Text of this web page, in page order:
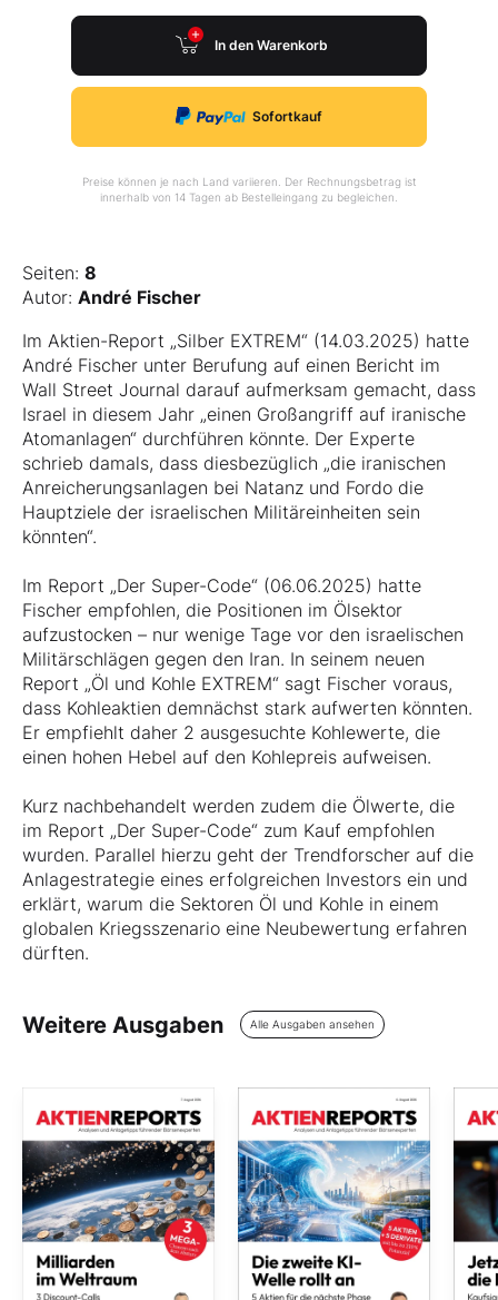
In den Warenkorb
Sofortkauf
Preise können je nach Land variieren. Der Rechnungsbetrag ist
innerhalb von 14 Tagen ab Bestelleingang zu begleichen.
Seiten: 8
Autor: André Fischer
Im Aktien-Report „Silber EXTREM“ (14.03.2025) hatte
André Fischer unter Berufung auf einen Bericht im
Wall Street Journal darauf aufmerksam gemacht, dass
Israel in diesem Jahr „einen Großangriff auf iranische
Atomanlagen“ durchführen könnte. Der Experte
schrieb damals, dass diesbezüglich „die iranischen
Anreicherungsanlagen bei Natanz und Fordo die
Hauptziele der israelischen Militäreinheiten sein
könnten“.
Im Report „Der Super-Code“ (06.06.2025) hatte
Fischer empfohlen, die Positionen im Ölsektor
aufzustocken – nur wenige Tage vor den israelischen
Militärschlägen gegen den Iran. In seinem neuen
Report „Öl und Kohle EXTREM“ sagt Fischer voraus,
dass Kohleaktien demnächst stark aufwerten könnten.
Er empfiehlt daher 2 ausgesuchte Kohlewerte, die
einen hohen Hebel auf den Kohlepreis aufweisen.
Kurz nachbehandelt werden zudem die Ölwerte, die
im Report „Der Super-Code“ zum Kauf empfohlen
wurden. Parallel hierzu geht der Trendforscher auf die
Anlagestrategie eines erfolgreichen Investors ein und
erklärt, warum die Sektoren Öl und Kohle in einem
globalen Kriegsszenario eine Neubewertung erfahren
dürften.
Weitere Ausgaben Alle Ausgaben ansehen